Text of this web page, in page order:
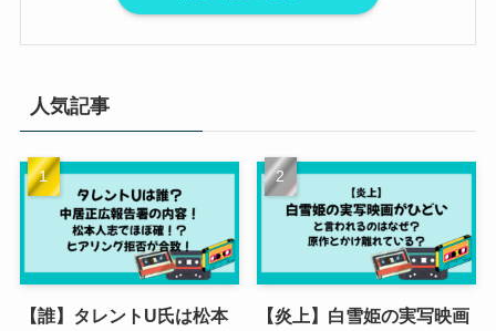
人気記事
【誰】タレントU氏は松本
【炎上】白雪姫の実写映画